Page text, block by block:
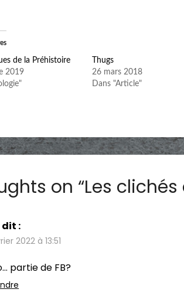
de la Préhistoire
2019
Thugs
26 mars 2018
Dans "Article"
on “Les clichés
dit :
2022 à 13:51
partie de FB?